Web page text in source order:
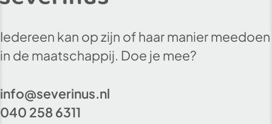
Iedereen kan op zijn of haar manier meedoen
in de maatschappij. Doe je mee?
info@severinus.nl
040 258 6311